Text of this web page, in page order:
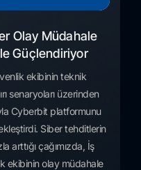
Olay Müdahale
Güçlendiriyor
ekibinin teknik
senaryoları üzerinden
Cyberbit platformunu
Siber tehditlerin
arttığı çağımızda, İş
ekibinin olay müdahale